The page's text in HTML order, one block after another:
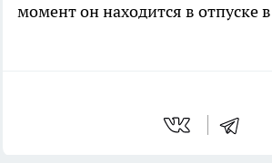
момент он находится в отпуске